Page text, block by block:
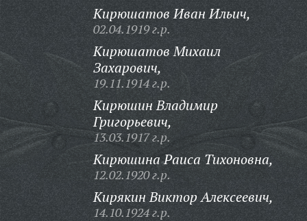
Кирюшатов Иван Ильич,
02.04.1919 г.р.
Кирюшатов Михаил
Захарович,
19.11.1914 г.р.
Кирюшин Владимир
Григорьевич,
13.03.1917 г.р.
Кирюшина Раиса Тихоновна,
12.02.1920 г.р.
Кирякин Виктор Алексеевич,
14.10.1924 г.р.